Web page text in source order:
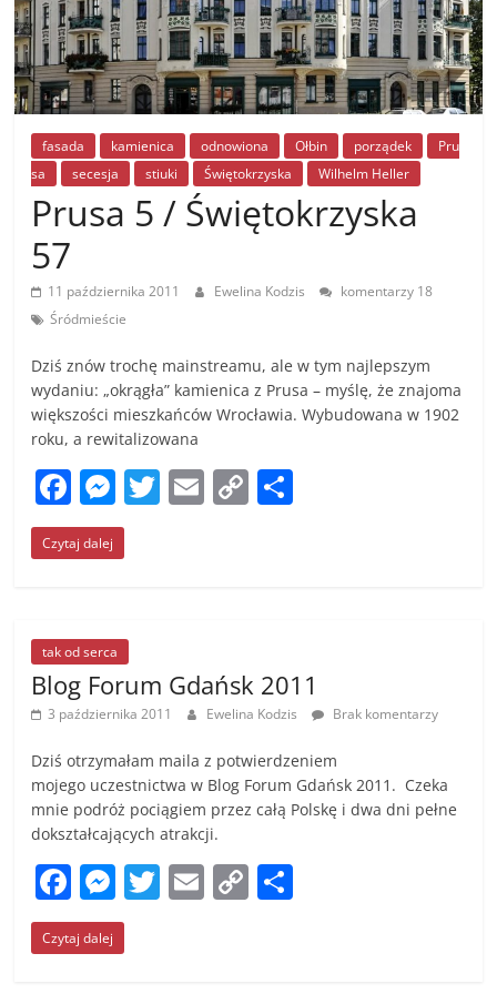
fasada kamienica odnowiona Ołbin porządek
Pru
sa
secesja stiuki Świętokrzyska Wilhelm Heller
Prusa 5 / Świętokrzyska
57
11 października 2011 Ewelina Kodzis
komentarzy 18
Śródmieście
Dziś znów trochę mainstreamu, ale w tym najlepszym
wydaniu: „okrągła” kamienica z Prusa – myślę, że znajoma
większości mieszkańców Wrocławia. Wybudowana w 1902
roku, a rewitalizowana
F
a
c
b
o
o
k
M
e
ss
n
g
er
T E C
n
k
Czytaj dalej
tak od serca
Blog Forum Gdańsk 2011
3 października 2011 Ewelina Kodzis Brak komentarzy
Dziś otrzymałam maila z potwierdzeniem
mojego uczestnictwa w Blog Forum Gdańsk 2011. Czeka
mnie podróż pociągiem przez całą Polskę i dwa dni pełne
dokształcających atrakcji.
F
a
c
M
e
ss
T E C
Czytaj dalej